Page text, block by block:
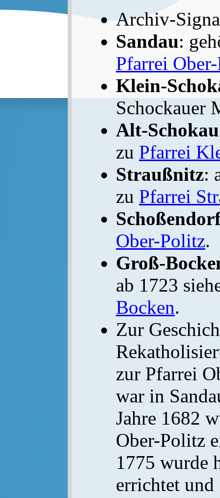
Archiv-
Sandau:
Pfarrei
Klein-
Schockauer
Alt-Schokau
zu Pfarrei
Straußnitz:
zu Pfarrei
Ober-Politz.
Groß-
ab 1723
Bocken.
Zur
zur Pfarrei
war in
Jahre 1682
Ober-Politz
1775 wurde
errichtet und